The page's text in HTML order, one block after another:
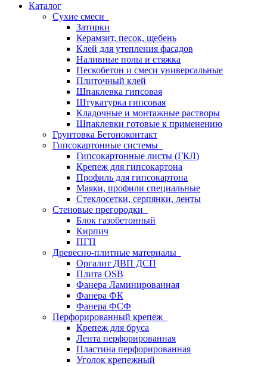
Каталог
Сухие смеси
Затирки
Керамзит, песок, щебень
Клей для утепления фасадов
Наливные полы и стяжка
Пескобетон и смеси универсальные
Плиточный клей
Шпаклевка гипсовая
Штукатурка гипсовая
Кладочные и монтажные растворы
Шпаклевки готовые к применению
Грунтовка Бетоноконтакт
Гипсокартонные системы
Гипсокартонные листы (ГКЛ)
Крепеж для гипсокартона
Профиль для гипсокартона
Маяки, профили специальные
Стеклосетки, серпянки, ленты
Стеновые прегородки
Блок газобетонный
Кирпич
ПГП
Древесно-плитные материалы
Оргалит ДВП ДСП
Плита OSB
Фанера Ламинированная
Фанера ФК
Фанера ФСФ
Перфорированный крепеж
Крепеж для бруса
Лента перфорированная
Пластина перфорированная
Уголок крепежный